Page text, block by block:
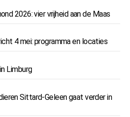
2026: vier vrijheid aan de Maas
4 mei: programma en locaties
Limburg
Sittard-Geleen gaat verder in